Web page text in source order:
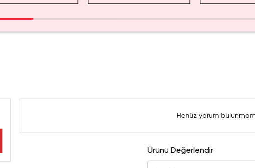
Henüz yorum
Ürünü Değerlendir